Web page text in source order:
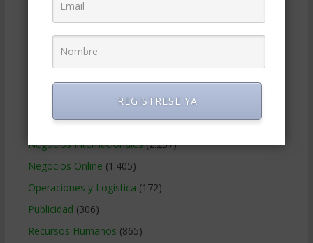
Gobierno Corporativo(11)
(125)
Marketing(988)
(247)
Métodos Gerenciales(280)
Negocios Internacionales(2.257)
Negocios Online (1.405)
Operaciones y Logística (172)
Publicidad (306)
Recursos Humanos (865)
REGISTRESE YA